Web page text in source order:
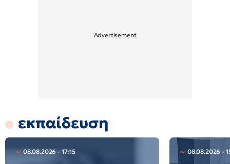
εκπαίδευση
08.08.2026 - 17:15 08.08.2026 -